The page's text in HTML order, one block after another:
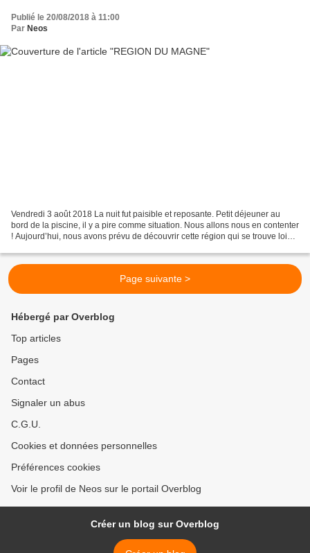
Publié le 20/08/2018 à 11:00
Par Neos
Vendredi 3 août 2018 La nuit fut paisible et reposante. Petit déjeuner au
bord de la piscine, il y a pire comme situation. Nous allons nous en contenter
! Aujourd’hui, nous avons prévu de découvrir cette région qui se trouve loin
Page suivante >
Hébergé par Overblog
Top articles
Pages
Contact
Signaler un abus
C.G.U.
Cookies et données personnelles
Préférences cookies
Voir le profil de Neos sur le portail Overblog
Créer un blog sur Overblog